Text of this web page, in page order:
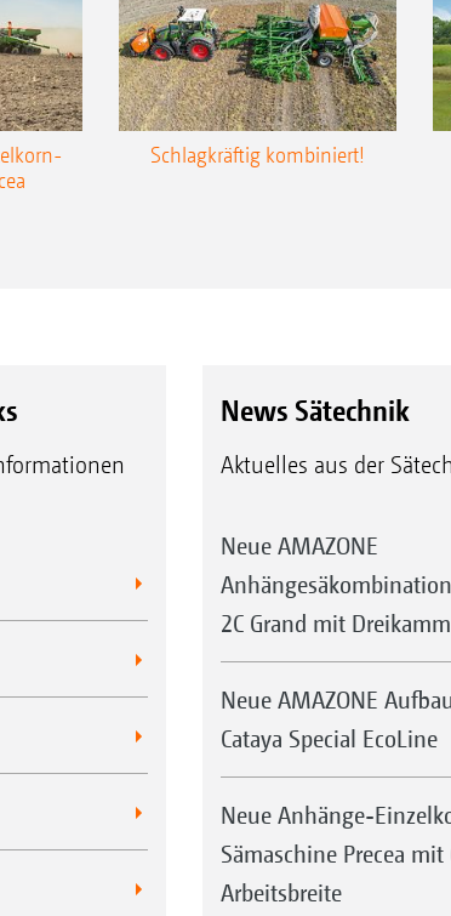
Schlagkräftig kombiniert!
News Sätechnik
Aktuelles aus der
Neue AMAZONE
2C Grand mit
Neue AMAZONE
Cataya Special EcoLine
Neue Anhänge-
Sämaschine Precea mit
Arbeitsbreite